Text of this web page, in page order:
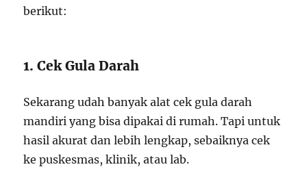
berikut:
1. Cek Gula Darah
Sekarang udah banyak alat cek gula darah
mandiri yang bisa dipakai di rumah. Tapi untuk
hasil akurat dan lebih lengkap, sebaiknya cek
ke puskesmas, klinik, atau lab.